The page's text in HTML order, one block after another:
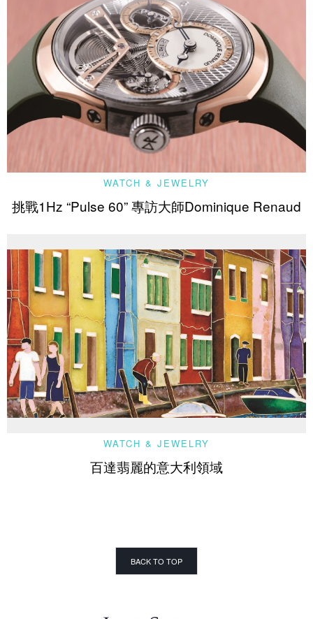
WATCH & JEWELRY
挑戰1Hz “Pulse 60” 專訪大師Dominique Renaud
WATCH & JEWELRY
百達翡麗的意大利領域
BACK TO TOP